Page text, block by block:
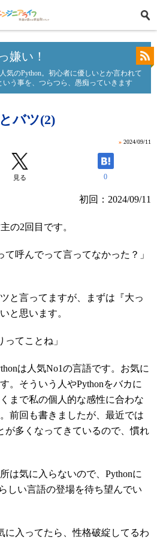
嫌い！
気のPython。初心者に優しいとか言われて
う事を、つらつら、愚痴っていきます
バツ(2)
» 2024/09/11
見る 0
初回：2024/09/11
の2回目です。
呼んでって言ってなかった？」
と言ってますが、まずは『大っ
と思います。
てことね」
は人気No1の言語です。お気に
。そういう人やPythonをバカに
まで私の個人的な感性に合わな
前回も書きましたが、最近では
が多くなってきているので、慣れ
は気に入らないので、Pythonに
しい言語の登場を待ち望んでい
に入ってたら、性格破綻してるわ